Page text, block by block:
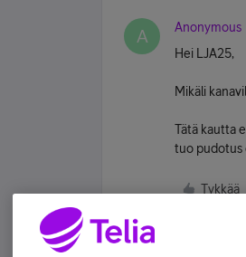
A Anonymous
Hei LJA25,
Mikäli
Tätä kautta
tuo pudotus
Tykkää